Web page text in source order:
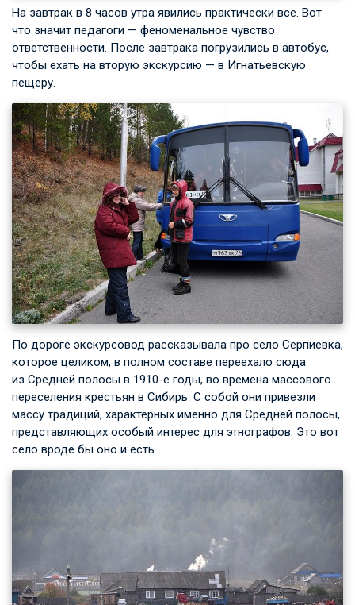
На завтрак в 8 часов утра явились практически все. Вот
что значит педагоги — феноменальное чувство
ответственности. После завтрака погрузились в автобус,
чтобы ехать на вторую экскурсию — в Игнатьевскую
пещеру.
По дороге экскурсовод рассказывала про село Серпиевка,
которое целиком, в полном составе переехало сюда
из Средней полосы в 1910-е годы, во времена массового
переселения крестьян в Сибирь. С собой они привезли
массу традиций, характерных именно для Средней полосы,
представляющих особый интерес для этнографов. Это вот
село вроде бы оно и есть.